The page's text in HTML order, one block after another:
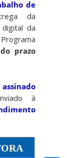
de
da
da
prazo
assinado
à